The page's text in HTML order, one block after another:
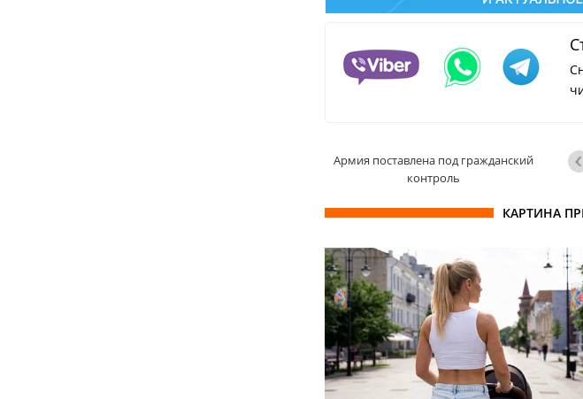
Армия поставлена под гражданский
контроль
КАРТИНА